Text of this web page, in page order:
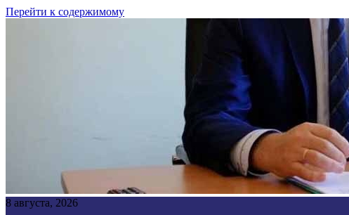
Перейти к содержимому
8 августа, 2026